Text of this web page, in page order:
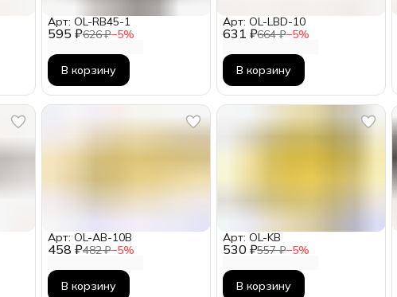
595 ₽626 ₽−5%
Арт: OL-RB45-1
В корзину
631 ₽664 ₽−5%
Арт: OL-LBD-10
В корзину
458 ₽482 ₽−5%
Арт: OL-AB-10B
В корзину
530 ₽557 ₽−5%
Арт: OL-KB
В корзину